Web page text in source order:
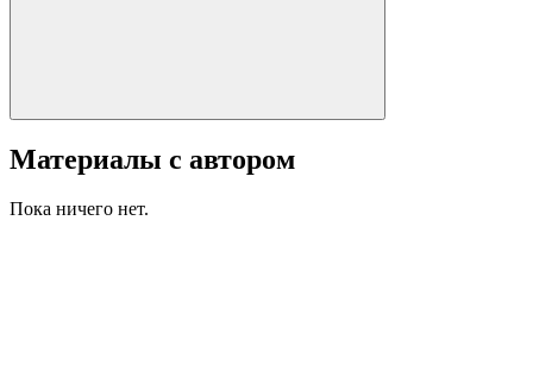
Материалы с автором
Пока ничего нет.